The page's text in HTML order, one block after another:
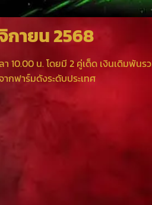
กายน 2568
10.00 น. โดยมี 2 คู่เด็ด เงินเดิมพันร
กฟาร์มดังระดับประเทศ